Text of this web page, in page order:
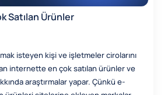
Satılan Ürünler
isteyen kişi ve işletmeler cirolarını
internette en çok satılan ürünler ve
araştırmalar yapar. Çünkü e-